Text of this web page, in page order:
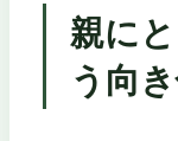
親に
う向